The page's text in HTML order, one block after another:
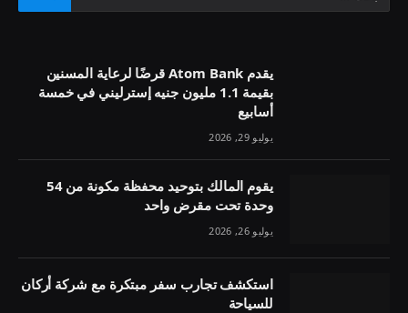
يقدم Atom Bank قرضًا لرعاية المسنين
بقيمة 1.1 مليون جنيه إسترليني في خمسة
أسابيع
يوليو 29, 2026
يقوم المالك بتوحيد محفظة مكونة من 54
وحدة تحت مقرض واحد
يوليو 26, 2026
استكشف تجارب سفر مبتكرة مع شركة أركان
للسياحة